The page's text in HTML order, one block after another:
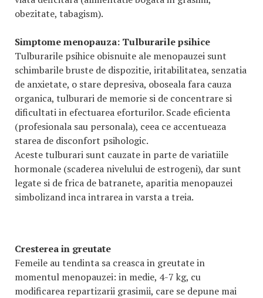
obezitate, tabagism).
Simptome menopauza: Tulburarile psihice
Tulburarile psihice obisnuite ale menopauzei sunt
schimbarile bruste de dispozitie, iritabilitatea, senzatia
de anxietate, o stare depresiva, oboseala fara cauza
organica, tulburari de memorie si de concentrare si
dificultati in efectuarea eforturilor. Scade eficienta
(profesionala sau personala), ceea ce accentueaza
starea de disconfort psihologic.
Aceste tulburari sunt cauzate in parte de variatiile
hormonale (scaderea nivelului de estrogeni), dar sunt
legate si de frica de batranete, aparitia menopauzei
simbolizand inca intrarea in varsta a treia.
Cresterea in greutate
Femeile au tendinta sa creasca in greutate in
momentul menopauzei: in medie, 4-7 kg, cu
modificarea repartizarii grasimii, care se depune mai